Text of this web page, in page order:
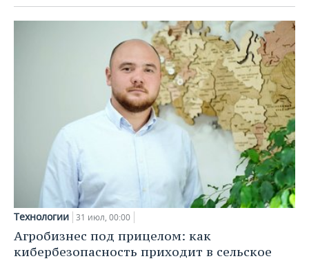
Технологии 31 июл, 00:00
Агробизнес под прицелом: как
кибербезопасность приходит в сельское